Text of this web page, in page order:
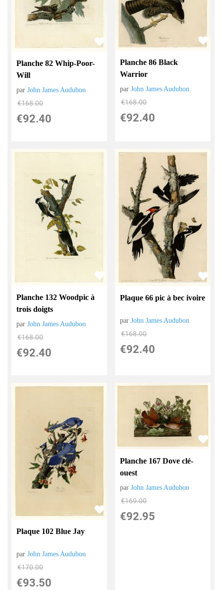
Planche 82 Whip-Poor-
Will
parJohn James Audubon
€168.00
€92.40
Planche 86 Black
Warrior
parJohn James Audubon
€168.00
€92.40
Planche 132 Woodpic à
trois doigts
parJohn James Audubon
€168.00
€92.40
Plaque 66 pic à bec ivoire
parJohn James Audubon
€168.00
€92.40
Plaque 102 Blue Jay
parJohn James Audubon
€170.00
€93.50
Planche 167 Dove clé-
ouest
parJohn James Audubon
€169.00
€92.95